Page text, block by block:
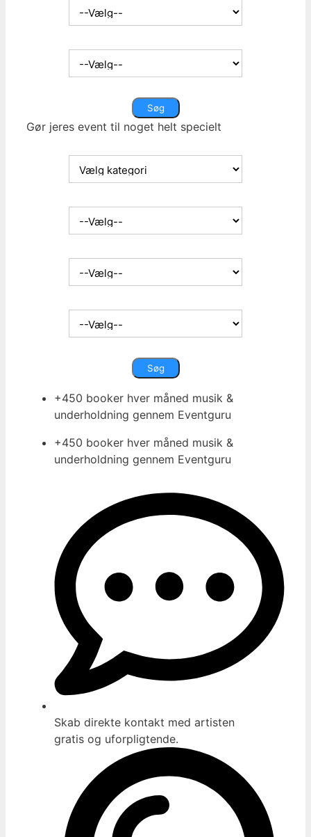
Gør jeres event til noget helt specielt
+450 booker hver måned musik &
underholdning gennem Eventguru
+450 booker hver måned musik &
underholdning gennem Eventguru
Skab direkte kontakt med artisten
gratis og uforpligtende.